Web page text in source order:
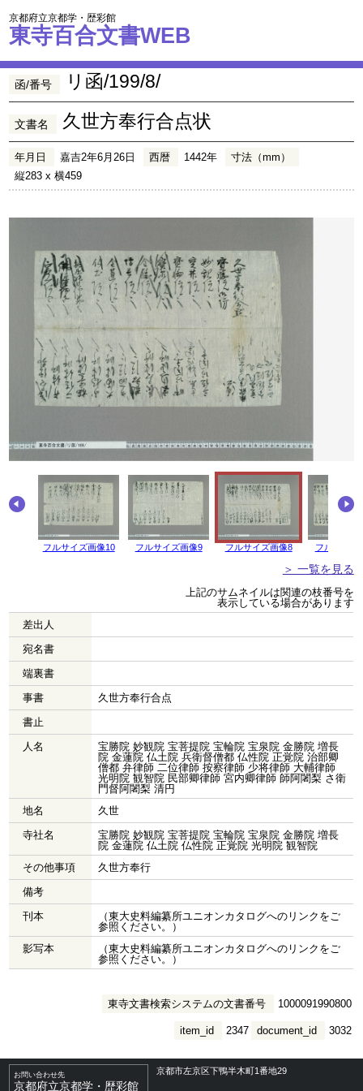
京都府立京都学・歴彩館
東寺百合文書WEB
函/番号 リ函/199/8/
文書名 久世方奉行合点状
年月日 嘉吉2年6月26日 西暦 1442年
寸法（mm）
縦283 x 横459
フルサイズ画像10 フルサイズ画像9 フルサイズ画像8 フルサイズ
＞ 一覧を見る
上記のサムネイルは関連の枝番号を
表示している場合があります
差出人
宛名書
端裏書
事書
久世方奉行合点
書止
人名
宝勝院 妙観院 宝菩提院 宝輪院 宝泉院 金勝院 増長
院 金蓮院 仏土院 兵衛督僧都 仏性院 正覚院 治部卿
僧都 弁律師 二位律師 按察律師 少将律師 大輔律師
光明院 観智院 民部卿律師 宮内卿律師 師阿闍梨 さ衛
門督阿闍梨 清円
地名
久世
寺社名
宝勝院 妙観院 宝菩提院 宝輪院 宝泉院 金勝院 増長
院 金蓮院 仏土院 仏性院 正覚院 光明院 観智院
その他事項
久世方奉行
備考
刊本
（東大史料編纂所ユニオンカタログへのリンクをご
参照ください。）
影写本
（東大史料編纂所ユニオンカタログへのリンクをご
参照ください。）
東寺文書検索システムの文書番号 1000091990800
document_id 3032
item_id 2347
お問い合わせ先
京都府立京都学・歴彩館
京都市左京区下鴨半木町1番地29